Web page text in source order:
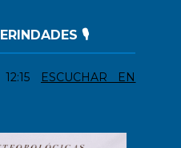
🎙️
ESCUCHAR EN